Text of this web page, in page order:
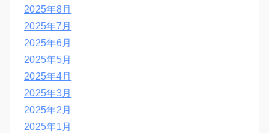
2025年8月
2025年7月
2025年6月
2025年5月
2025年4月
2025年3月
2025年2月
2025年1月